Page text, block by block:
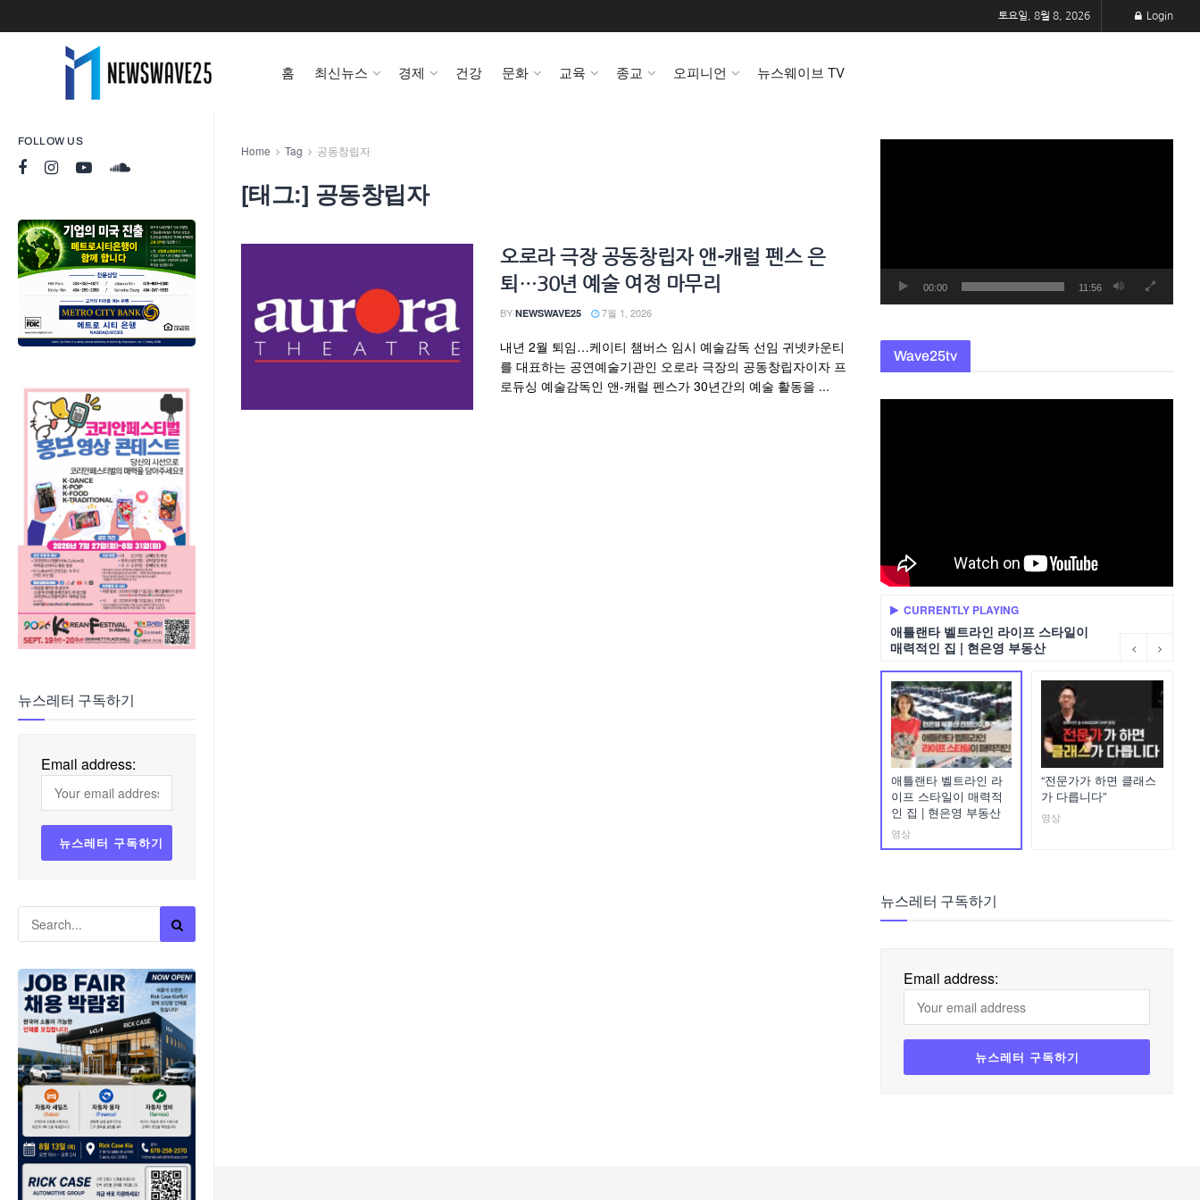
FOLLOW US
뉴스레터 구독하기
Email address:
토요일, 8월 8, 2026 Login
홈 최신뉴스 경제 건강 문화 교육 종교 오피니언 뉴스웨이브 TV
Home Tag 공동창립자
[태그:] 공동창립자
오로라 극장 공동창립자 앤-캐럴 펜스 은
퇴…30년 예술 여정 마무리
BY NEWSWAVE25 7월 1, 2026
내년 2월 퇴임…케이티 챔버스 임시 예술감독 선임 귀넷카운티
를 대표하는 공연예술기관인 오로라 극장의 공동창립자이자 프
로듀싱 예술감독인 앤-캐럴 펜스가 30년간의 예술 활동을 ...
00:00 11:56
Wave25tv
CURRENTLY PLAYING
애틀랜타 벨트라인 라이프 스타일이
매력적인 집 | 현은영 부동산
애틀랜타 벨트라인 라
이프 스타일이 매력적
인 집 | 현은영 부동산
영상
“전문가가 하면 클래스
가 다릅니다”
영상
뉴스레터 구독하기
Email address: